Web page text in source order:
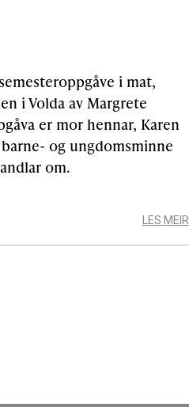
i mat,
i Volda av Margrete
er mor hennar, Karen
og ungdomsminne
om.
LES MEIR